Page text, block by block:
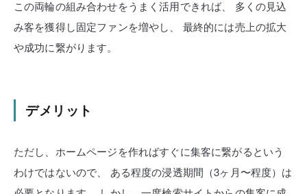
この両輪の組み合わせをうまく活用できれば、
多くの見込
み客を獲得し固定ファンを増やし、
最終的には売上の拡大
や成功に繋がります。
デメリット
ただし、ホームページを作ればすぐに集客に繋がるという
わけではないので、
ある程度の浸透期間（3ヶ月〜程度）は